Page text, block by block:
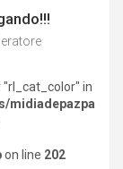
"rl_cat_color" in
midiadepazpa
on line 202